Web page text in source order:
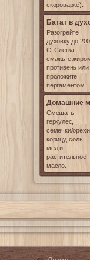
скороварке).
Батат в
Разогрейте
духовку до 200
С. Слегка
смажьте
противень или
проложите
пергаментом.
Домашние
Смешать
геркулес,
семечки/орехи,
корицу, соль,
мед и
растительное
масло.